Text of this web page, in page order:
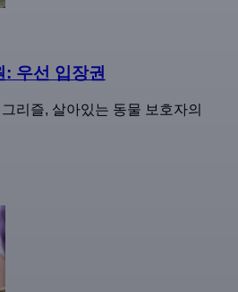
우선 입장권
리즐, 살아있는 동물 보호자의